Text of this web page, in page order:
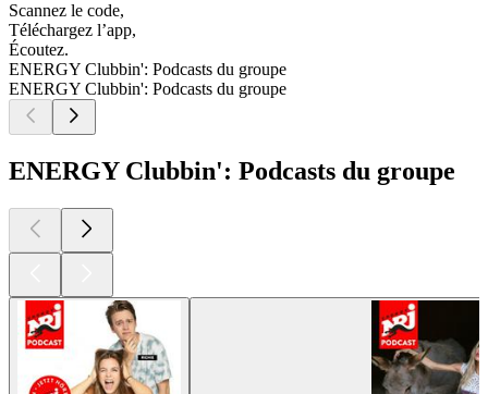
Scannez le code,
Téléchargez l’app,
Écoutez.
ENERGY Clubbin': Podcasts du groupe
ENERGY Clubbin': Podcasts du groupe
ENERGY Clubbin': Podcasts du groupe